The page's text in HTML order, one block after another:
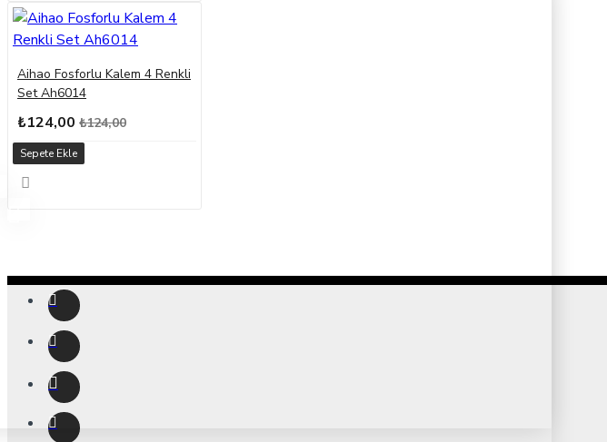
Aihao Fosforlu Kalem 4 Renkli
Set Ah6014
₺124,00 ₺124,00
Sepete Ekle